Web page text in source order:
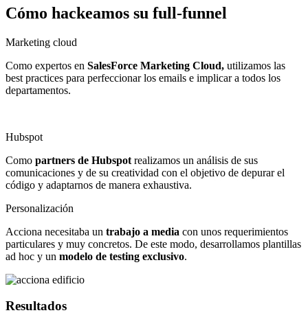
Cómo hackeamos su full-funnel
Marketing cloud
Como expertos en SalesForce Marketing Cloud, utilizamos las
best practices para perfeccionar los emails e implicar a todos los
departamentos.
Hubspot
Como partners de Hubspot realizamos un análisis de sus
comunicaciones y de su creatividad con el objetivo de depurar el
código y adaptarnos de manera exhaustiva.
Personalización
Acciona necesitaba un trabajo a media con unos requerimientos
particulares y muy concretos. De este modo, desarrollamos plantillas
ad hoc y un modelo de testing exclusivo.
Resultados